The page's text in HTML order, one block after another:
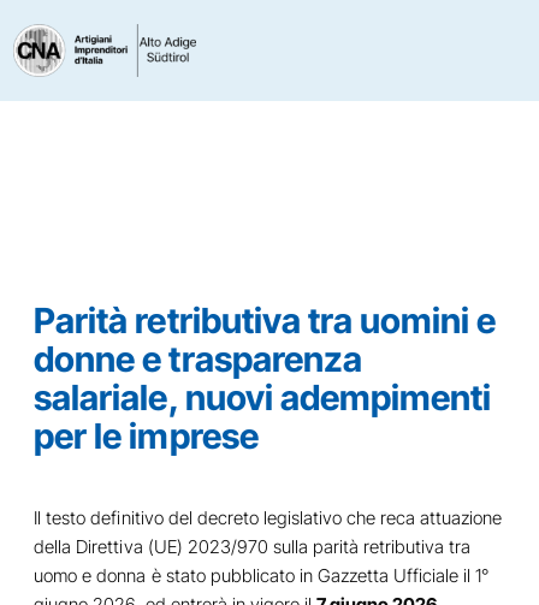
Parità retributiva tra uomini e
donne e trasparenza
salariale, nuovi adempimenti
per le imprese
Il testo definitivo del decreto legislativo che reca attuazione
della Direttiva (UE) 2023/970 sulla parità retributiva tra
uomo e donna è stato pubblicato in Gazzetta Ufficiale il 1°